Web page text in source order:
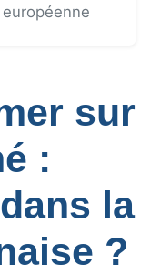
sur
:
la
?